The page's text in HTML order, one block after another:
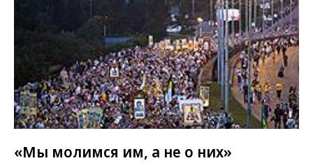
«Мы молимся им, а не о них»